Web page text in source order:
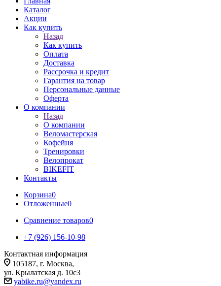
Каталог
Акции
Как купить
Назад
Как купить
Оплата
Доставка
Рассрочка и кредит
Гарантия на товар
Персональные данные
Оферта
О компании
Назад
О компании
Веломастерская
Кофейня
Тренировки
Велопрокат
BIKEFIT
Контакты
Корзина0
Отложенные0
Сравнение товаров0
+7 (926) 156-10-98
Контактная информация
105187, г. Москва,
ул. Крылатская д. 10с3
yabike.ru@yandex.ru